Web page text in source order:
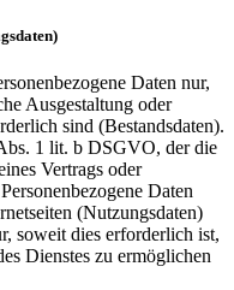
Daten nur,
Ausgestaltung oder
sind (Bestandsdaten).
1 lit. b DSGVO, der die
Vertrags oder
Daten
(Nutzungsdaten)
soweit dies erforderlich ist,
Dienstes zu ermöglichen